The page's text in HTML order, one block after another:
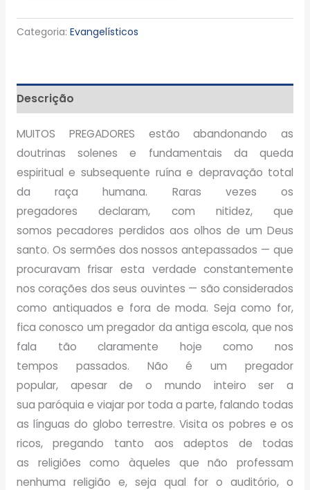
Categoria: Evangelísticos
Descrição
MUITOS PREGADORES estão abandonando as
doutrinas solenes e fundamentais da queda
espiritual e subsequente ruína e depravação total
da raça humana. Raras vezes os
pregadores declaram, com nitidez, que
somos pecadores perdidos aos olhos de um Deus
santo. Os sermões dos nossos antepassados — que
procuravam frisar esta verdade constantemente
nos corações dos seus ouvintes — são considerados
como antiquados e fora de moda. Seja como for,
fica conosco um pregador da antiga escola, que nos
fala tão claramente hoje como nos
tempos passados. Não é um pregador
popular, apesar de o mundo inteiro ser a
sua paróquia e viajar por toda a parte, falando todas
as línguas do globo terrestre. Visita os pobres e os
ricos, pregando tanto aos adeptos de todas
as religiões como àqueles que não professam
nenhuma religião e, seja qual for o auditório, o